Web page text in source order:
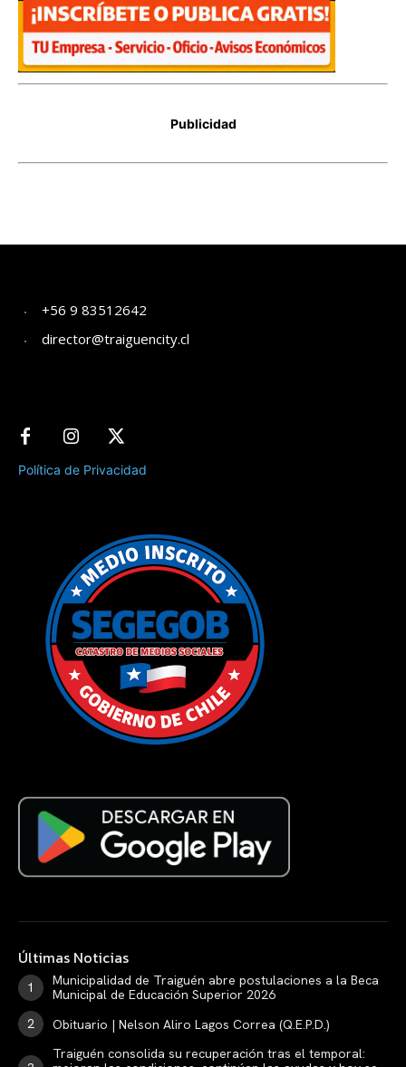
+56 9 83512642
director@traiguencity.cl
Política de Privacidad
Últimas Noticias
Municipalidad de Traiguén abre postulaciones a la Beca
Municipal de Educación Superior 2026
Obituario | Nelson Aliro Lagos Correa (Q.E.P.D.)
Traiguén consolida su recuperación tras el temporal: